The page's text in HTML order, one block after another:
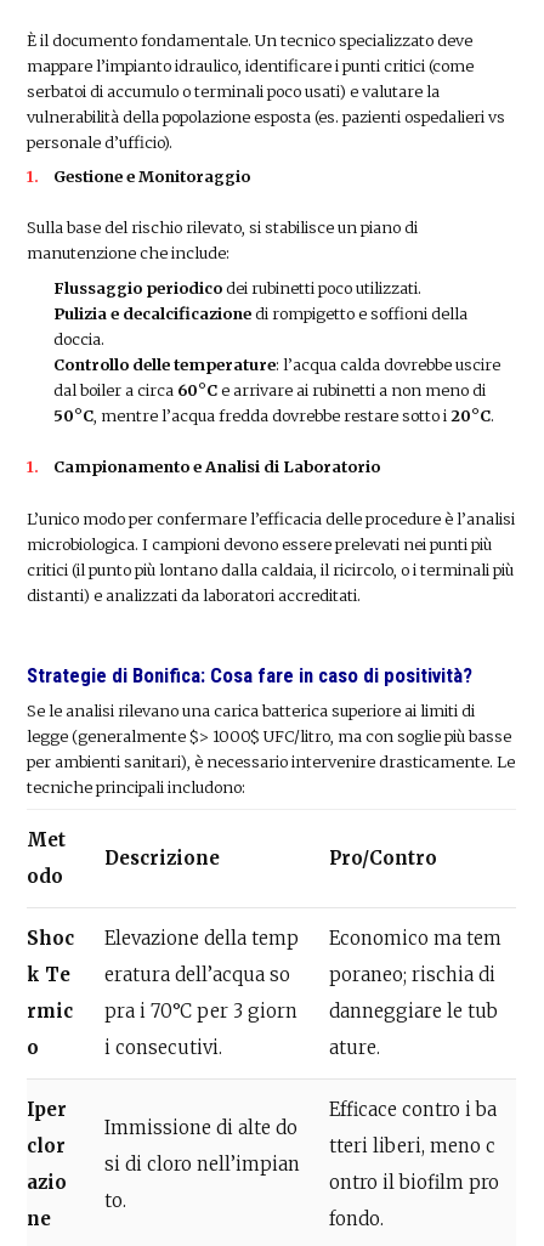
È il documento fondamentale. Un tecnico specializzato deve
mappare l’impianto idraulico, identificare i punti critici (come
serbatoi di accumulo o terminali poco usati) e valutare la
vulnerabilità della popolazione esposta (es. pazienti ospedalieri vs
personale d’ufficio).
Gestione e Monitoraggio
Sulla base del rischio rilevato, si stabilisce un piano di
manutenzione che include:
Flussaggio periodicodei rubinetti poco utilizzati.
Pulizia e decalcificazionedi rompigetto e soffioni della
doccia.
Controllo delle temperature: l’acqua calda dovrebbe uscire
dal boiler a circa 60°Ce arrivare ai rubinetti a non meno di
50°C, mentre l’acqua fredda dovrebbe restare sotto i 20°C.
Campionamento e Analisi di Laboratorio
L’unico modo per confermare l’efficacia delle procedure è l’analisi
microbiologica. I campioni devono essere prelevati nei punti più
critici (il punto più lontano dalla caldaia, il ricircolo, o i terminali più
distanti) e analizzati da laboratori accreditati.
Strategie di Bonifica: Cosa fare in caso di positività?
Se le analisi rilevano una carica batterica superiore ai limiti di
legge (generalmente $> 1000$ UFC/litro, ma con soglie più basse
per ambienti sanitari), è necessario intervenire drasticamente. Le
tecniche principali includono:
Met
odo
Descrizione Pro/Contro
Shoc
k Te
rmic
o
Elevazione della temp
eratura dell’acqua so
pra i 70°C per 3 giorn
i consecutivi.
Economico ma tem
poraneo; rischia di
danneggiare le tub
ature.
Iper
clor
azio
ne
Immissione di alte do
si di cloro nell’impian
to.
Efficace contro i ba
tteri liberi, meno c
ontro il biofilm pro
fondo.